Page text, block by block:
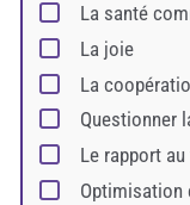
La santé
La joie
La
Questionner
Le rapport
Optimisation